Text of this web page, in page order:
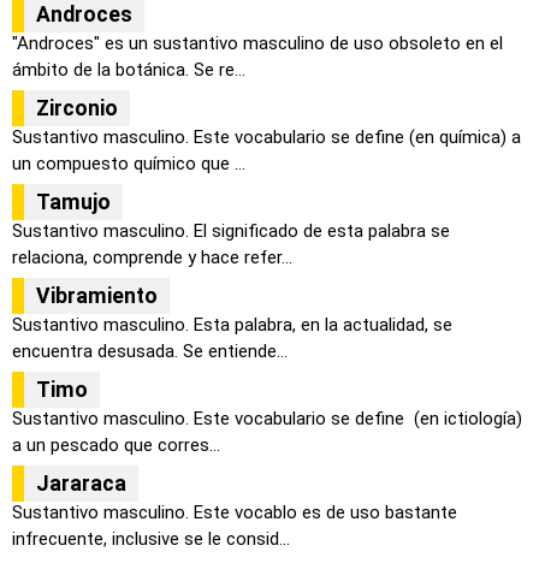
Androces
"Androces" es un sustantivo masculino de uso obsoleto en el
ámbito de la botánica. Se re...
Zirconio
Sustantivo masculino. Este vocabulario se define (en química) a
un compuesto químico que ...
Tamujo
Sustantivo masculino. El significado de esta palabra se
relaciona, comprende y hace refer...
Vibramiento
Sustantivo masculino. Esta palabra, en la actualidad, se
encuentra desusada. Se entiende...
Timo
Sustantivo masculino. Este vocabulario se define (en ictiología)
a un pescado que corres...
Jararaca
Sustantivo masculino. Este vocablo es de uso bastante
infrecuente, inclusive se le consid...